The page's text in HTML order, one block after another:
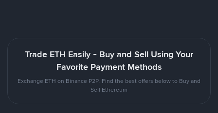
Trade ETH Easily - Buy and Sell Using Your
Favorite Payment Methods
Exchange ETH on Binance P2P. Find the best offers below to Buy and
Sell Ethereum